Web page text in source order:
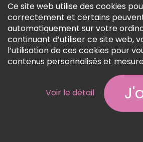
Ce site web utilise des cookies
correctement et certains
automatiquement sur votre
continuant d’utiliser ce site web,
l’utilisation de ces cookies pour
contenus personnalisés et
Voir le détail